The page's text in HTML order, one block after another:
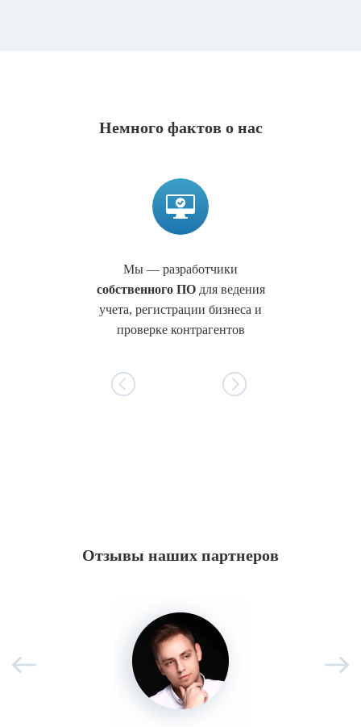
Немного фактов о нас
Мы — разработчики
собственного ПОдля ведения
учета, регистрации бизнеса и
проверке контрагентов
Отзывы наших партнеров